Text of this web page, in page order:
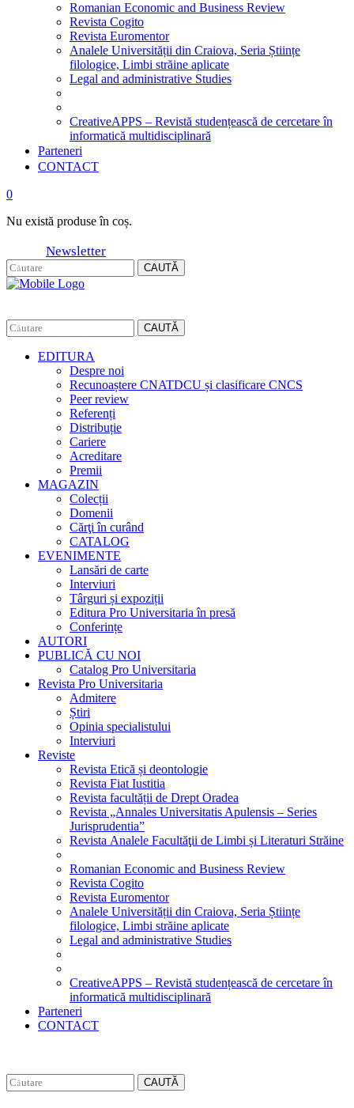
Romanian Economic and Business Review
Revista Cogito
Revista Euromentor
Analele Universității din Craiova, Seria Științe
filologice, Limbi străine aplicate
Legal and administrative Studies
CreativeAPPS – Revistă studențească de cercetare în
informatică multidisciplinară
Parteneri
CONTACT
0
Nu există produse în coș.
Newsletter
CAUTĂ
CAUTĂ
EDITURA
Despre noi
Recunoaștere CNATDCU și clasificare CNCS
Peer review
Referenți
Distribuție
Cariere
Acreditare
Premii
MAGAZIN
Colecții
Domenii
Cărţi în curând
CATALOG
EVENIMENTE
Lansări de carte
Interviuri
Târguri și expoziții
Editura Pro Universitaria în presă
Conferințe
AUTORI
PUBLICĂ CU NOI
Catalog Pro Universitaria
Revista Pro Universitaria
Admitere
Știri
Opinia specialistului
Interviuri
Reviste
Revista Etică și deontologie
Revista Fiat Iustitia
Revista facultății de Drept Oradea
Revista „Annales Universitatis Apulensis – Series
Jurisprudentia”
Revista Analele Facultăţii de Limbi și Literaturi Străine
Romanian Economic and Business Review
Revista Cogito
Revista Euromentor
Analele Universității din Craiova, Seria Științe
filologice, Limbi străine aplicate
Legal and administrative Studies
CreativeAPPS – Revistă studențească de cercetare în
informatică multidisciplinară
Parteneri
CONTACT
CAUTĂ